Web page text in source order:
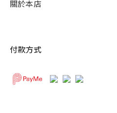
關於本店
付款方式